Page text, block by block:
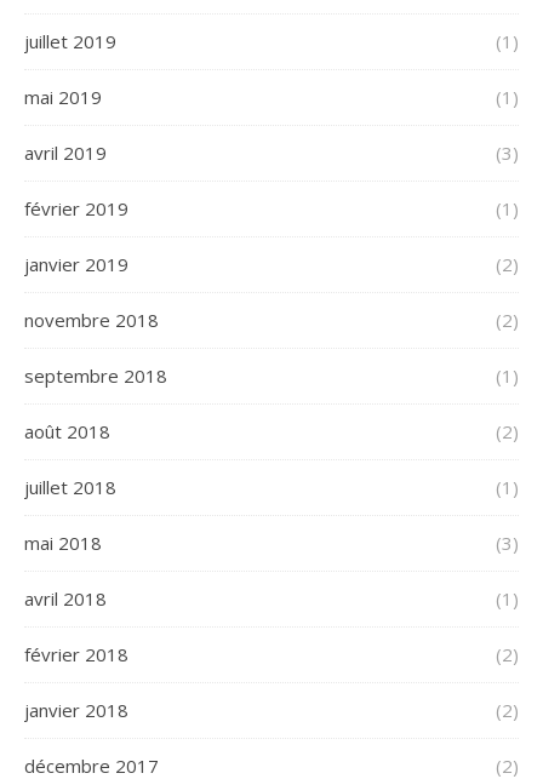
juillet 2019 (1)
mai 2019 (1)
avril 2019 (3)
février 2019 (1)
janvier 2019 (2)
novembre 2018 (2)
septembre 2018 (1)
août 2018 (2)
juillet 2018 (1)
mai 2018 (3)
avril 2018 (1)
février 2018 (2)
janvier 2018 (2)
décembre 2017 (2)